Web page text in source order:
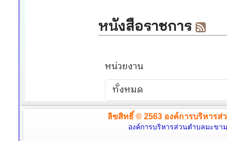
ลิขสิทธิ์ © 2563 องค์การบริหาร
องค์การบริหารส่วนตำบลมะขา